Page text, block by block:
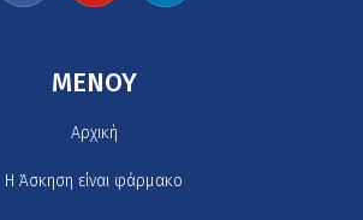
MENOY
Αρχική
H Άσκηση είναι φάρμακο